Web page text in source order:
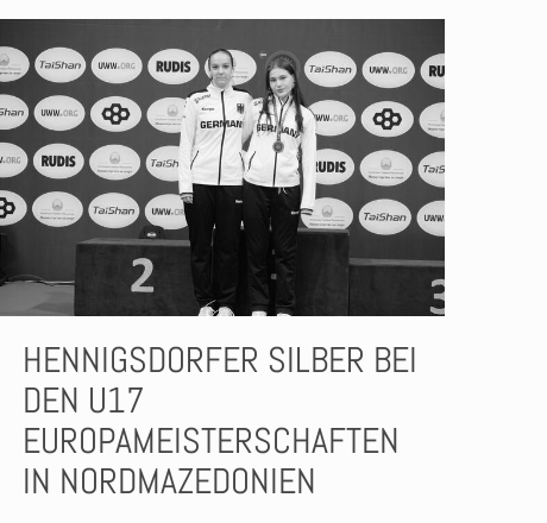
HENNIGSDORFER SILBER BEI
DEN U17
EUROPAMEISTERSCHAFTEN
IN NORDMAZEDONIEN